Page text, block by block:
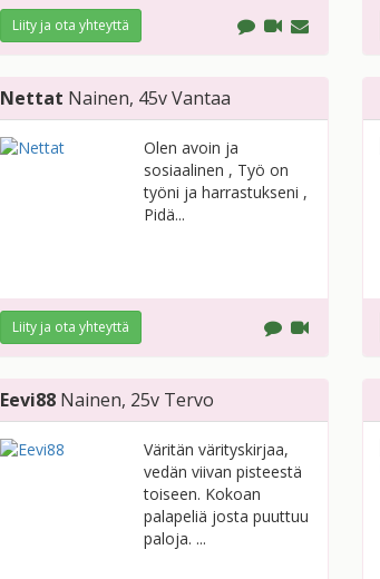
Liity ja ota yhteyttä
Nettat Nainen, 45vVantaa
Olen avoin ja
sosiaalinen , Työ on
työni ja harrastukseni ,
Pidä...
Liity ja ota yhteyttä
Eevi88 Nainen, 25v Tervo
Väritän värityskirjaa,
vedän viivan pisteestä
toiseen. Kokoan
palapeliä josta puuttuu
paloja. ...